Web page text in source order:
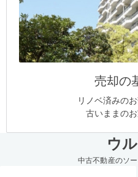
売却の
リノベ済みの
古いままの
ウ
中古不動産のソ